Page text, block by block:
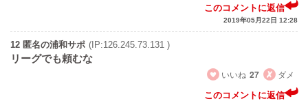
このコメントに返信
2019年05月22日 12:28
12 匿名の浦和サポ (IP:126.245.73.131 )
リーグでも頼むな
いいね 27 ダメ
このコメントに返信